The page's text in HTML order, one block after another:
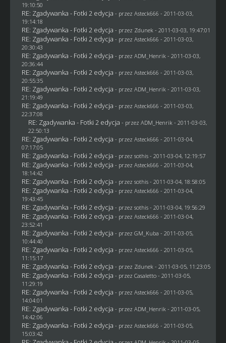
19:10:50
RE: Zgadywanka - Fotki 2 edycja - przez Asteck666 - 2011-03-03,
19:14:18
RE: Zgadywanka - Fotki 2 edycja - przez Zdunek - 2011-03-03, 19:47:01
RE: Zgadywanka - Fotki 2 edycja - przez Asteck666 - 2011-03-03,
20:30:43
RE: Zgadywanka - Fotki 2 edycja - przez ADM_Henrik - 2011-03-03,
20:36:44
RE: Zgadywanka - Fotki 2 edycja - przez Asteck666 - 2011-03-03,
20:55:35
RE: Zgadywanka - Fotki 2 edycja - przez ADM_Henrik - 2011-03-03,
21:19:49
RE: Zgadywanka - Fotki 2 edycja - przez Asteck666 - 2011-03-03,
22:37:08
RE: Zgadywanka - Fotki 2 edycja - przez ADM_Henrik - 2011-03-03,
22:50:13
RE: Zgadywanka - Fotki 2 edycja - przez Asteck666 - 2011-03-04,
07:17:05
RE: Zgadywanka - Fotki 2 edycja - przez sothis- 2011-03-04, 12:19:57
RE: Zgadywanka - Fotki 2 edycja - przez Asteck666 - 2011-03-04,
18:14:42
RE: Zgadywanka - Fotki 2 edycja - przez sothis- 2011-03-04, 18:58:05
RE: Zgadywanka - Fotki 2 edycja - przez Asteck666 - 2011-03-04,
19:43:45
RE: Zgadywanka - Fotki 2 edycja - przez sothis- 2011-03-04, 19:56:29
RE: Zgadywanka - Fotki 2 edycja - przez Asteck666 - 2011-03-04,
23:52:41
RE: Zgadywanka - Fotki 2 edycja - przez GM_Kuba - 2011-03-05,
10:44:40
RE: Zgadywanka - Fotki 2 edycja - przez Asteck666 - 2011-03-05,
11:15:17
RE: Zgadywanka - Fotki 2 edycja - przez Zdunek - 2011-03-05, 11:23:05
RE: Zgadywanka - Fotki 2 edycja - przez Casaletto- 2011-03-05,
11:29:19
RE: Zgadywanka - Fotki 2 edycja - przez Asteck666 - 2011-03-05,
14:04:01
RE: Zgadywanka - Fotki 2 edycja - przez ADM_Henrik - 2011-03-05,
14:42:06
RE: Zgadywanka - Fotki 2 edycja - przez Asteck666 - 2011-03-05,
15:03:42